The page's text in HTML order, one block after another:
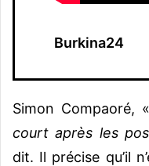
Burkina24
Simon Compaoré, «
court après les
dit. Il précise qu’il